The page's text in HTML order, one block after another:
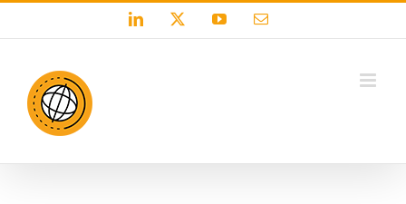
LinkedIn YouTubeEmail